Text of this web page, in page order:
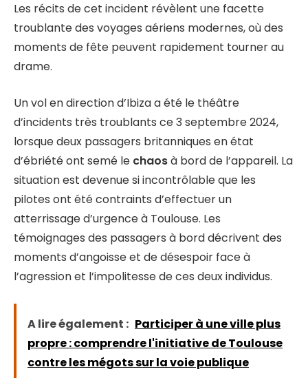
Les récits de cet incident révèlent une facette
troublante des voyages aériens modernes, où des
moments de fête peuvent rapidement tourner au
drame.
Un vol en direction d’Ibiza a été le théâtre
d’incidents très troublants ce 3 septembre 2024,
lorsque deux passagers britanniques en état
d’ébriété ont semé le chaosà bord de l’appareil. La
situation est devenue si incontrôlable que les
pilotes ont été contraints d’effectuer un
atterrissage d’urgence à Toulouse. Les
témoignages des passagers à bord décrivent des
moments d’angoisse et de désespoir face à
l’agression et l’impolitesse de ces deux individus.
A lire également : Participer à une ville plus
propre : comprendre l'initiative de Toulouse
contre les mégots sur la voie publique